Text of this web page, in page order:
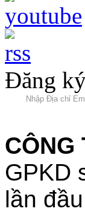
Đăng
CÔNG
GPKD
lần